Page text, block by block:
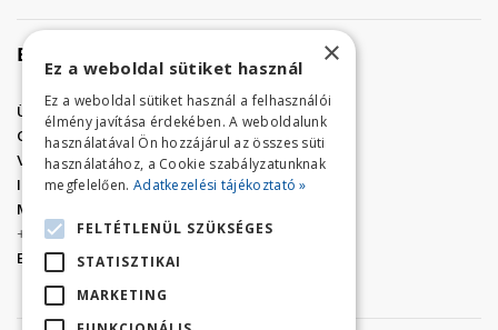
Elérhetőség
Üzletünk címe:Szolnok, Vércse út 17.
Golf Center Áruház:06 (56) 423-324
VÁR-Kert Áruház: 06 (56) 429-771
Iroda:06 (56) 421-857
Megrendelés, termék információ:
+36 (70) 938-3356
E-mail:
golfaruhaz@gmail.com
×
Ez a weboldal sütiket használ
Ez a weboldal sütiket használ a felhasználói
élmény javítása érdekében. A weboldalunk
használatával Ön hozzájárul az összes süti
használatához, a Cookie szabályzatunknak
megfelelően. Adatkezelési tájékoztató »
FELTÉTLENÜL SZÜKSÉGES
STATISZTIKAI
MARKETING